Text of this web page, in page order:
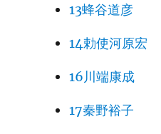
13蜂谷道彦
14勅使河原宏
16川端康成
17秦野裕子